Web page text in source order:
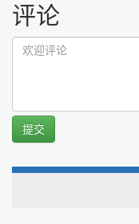
评论
提交